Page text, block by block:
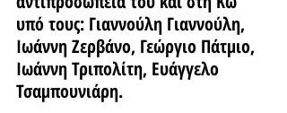
υπό τους: Γιαννούλη Γιαννούλη,
Ιωάννη Ζερβάνο, Γεώργιο Πάτμιο,
Ιωάννη Τριπολίτη, Ευάγγελο
Τσαμπουνιάρη.